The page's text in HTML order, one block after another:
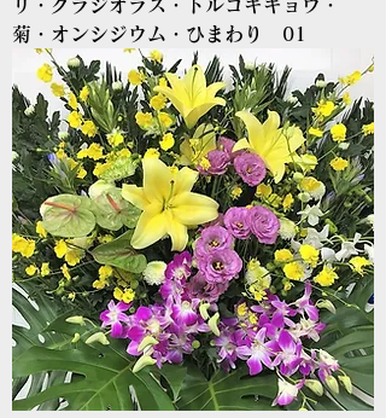
リ・グラジオラス・トルコキキョウ・
菊・オンシジウム・ひまわり 01